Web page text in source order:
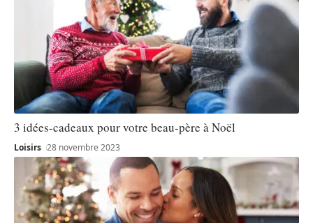
3 idées-cadeaux pour votre beau-père à Noël
Loisirs 28 novembre 2023